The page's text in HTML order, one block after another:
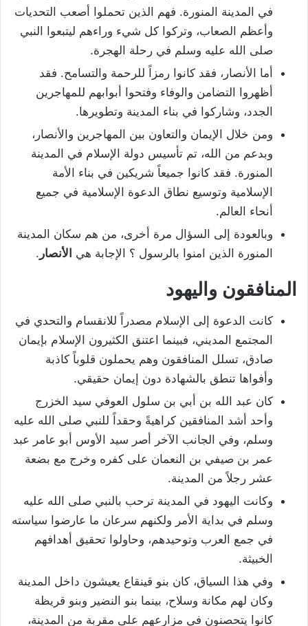
في المدينة المنورة. فهم الذين تحملوا أصعب التحديات
وأعظم الصعاب، وتركوا كل شيء وراءهم ليتبعوا النبي
صلى الله عليه وسلم في رحلة الهجرة.
أما الأنصار، فقد كانوا رمزاً للرحمة والتسامح. فقد
أظهروا التضامن والوفاء وفتحوا أبوابهم للمهاجرين
الجدد، وشاركوا في بناء المدينة وتطويرها.
ومن خلال الإيمان والتعاون بين المهاجرين والأنصار،
وبدعم من الله، تم تأسيس دولة الإسلام في المدينة
المنورة. فقد كانوا جميعاً شريكين في بناء الأمة
الإسلامية وتوسيع نطاق الدعوة الإسلامية في جميع
أنحاء العالم.
وبالعودة إلى السؤال مرة أخرى، من هم سكان المدينة
المنورة الذين امنوا بالرسول ؟ الإجابة هي الأنصار .
المنافقون واليهود
كانت الدعوة إلى الإسلام مصدراً للانقسام والتحدي في
المجتمع المديني، فبينما اعتنق الكثيرون الإسلام بإيمان
صادق، تسلل المنافقون وهم يحملون قلوباً كاذبة
وأفواها تنطق بالشهادة دون إيمان حقيقي.
كان عبد الله بن أبي بن سلول العوفي سيد الخزرج
وأحد أشد المنافقين كراهيةً وحقداً للنبي صلى الله عليه
وسلم، وفي الجانب الآخر أصر سيد الأوس أبو عامر عبد
عمر بن صيفي بن النعمان على كفره وخرج مع بضعة
عشر رجلاً من المدينة.
وكانت اليهود في المدينة ترحب بالنبي صلى الله عليه
وسلم في بداية الأمر ولكنهم سرعان ما عارضوا سياسته
في جمع العرب وتوحيدهم، وحاولوا تحقيق أهدافهم
الخبيثة.
وفي هذا السياق، كان بنو قينقاع يعيشون داخل المدينة
وكان لهم مكانة وسلاح، بينما بنو النضير وبنو قريظة
كانوا يتحصنون في مزارعهم على مقربة من المدينة،